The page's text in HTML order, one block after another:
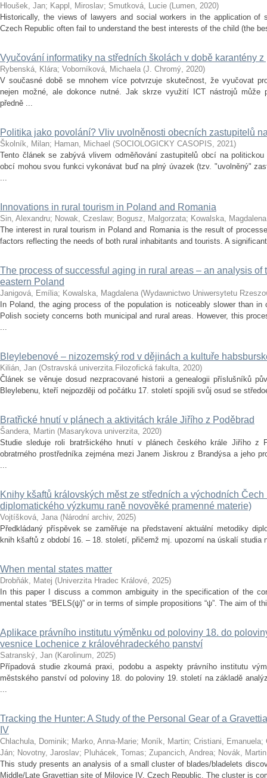
Hloušek, Jan; Kappl, Miroslav; Smutková, Lucie (Lumen, 2020)
Historically, the views of lawyers and social workers in the application of
Czech Republic often fail to understand the best interests of the child (the
Vyučování informatiky na středních školách v době karantény
Rybenská, Klára; Voborníková, Michaela (J. Chromý, 2020)
V současné době se mnohem více potvrzuje skutečnost, že vyučovat
nejen možné, ale dokonce nutné. Jak skrze využití ICT nástrojů může
předně ...
Politika jako povolání? Vliv uvolněnosti obecních zastupitelů
Školník, Milan; Haman, Michael (SOCIOLOGICKY CASOPIS, 2021)
Tento článek se zabývá vlivem odměňování zastupitelů obcí na
obcí mohou svou funkci vykonávat buď na plný úvazek (tzv. "uvolněný"
...
Innovations in rural tourism in Poland and Romania
Sin, Alexandru; Nowak, Czeslaw; Bogusz, Malgorzata; Kowalska, Magdalena
The interest in rural tourism in Poland and Romania is the result of
factors reflecting the needs of both rural inhabitants and tourists. A
The process of successful aging in rural areas – an analysis of
eastern Poland
Janigová, Emília; Kowalska, Magdalena (Wydawnictwo Uniwersytetu
In Poland, the aging process of the population is noticeably slower than in
Polish society concerns both municipal and rural areas. However, this
...
Bleylebenové – nizozemský rod v dějinách a kultuře
Kilián, Jan (Ostravská univerzita.Filozofická fakulta, 2020)
Článek se věnuje dosud nezpracované historii a genealogii příslušníků
Bleylebenu, kteří nejpozději od počátku 17. století spojili svůj osud se
Bratřické hnutí v plánech a aktivitách krále Jiřího z Poděbrad
Šandera, Martin (Masarykova univerzita, 2020)
Studie sleduje roli bratršického hnutí v plánech českého krále Jiřího z
obratrného prostředníka zejména mezi Janem Jiskrou z Brandýsa a jeho
...
Knihy kšaftů královských měst ze středních a východních
diplomatického výzkumu raně novověké pramenné materie)
Vojtíšková, Jana (Národní archiv, 2025)
Předkládaný příspěvek se zaměřuje na představení aktuální metodiky
knih kšaftů z období 16. – 18. století, přičemž mj. upozorní na úskalí studia
When mental states matter
Drobňák, Matej (Univerzita Hradec Králové, 2025)
In this paper I discuss a common ambiguity in the specification of the
mental states “BELS(ψ)” or in terms of simple propositions “ψ”. The aim of
Aplikace právního institutu výměnku od poloviny 18. do
vesnice Lochenice z královéhradeckého panství
Satranský, Jan (Karolinum, 2025)
Případová studie zkoumá praxi, podobu a aspekty právního institutu
městského panství od poloviny 18. do poloviny 19. století na základě
...
Tracking the Hunter: A Study of the Personal Gear of a
IV
Chlachula, Dominik; Marko, Anna-Marie; Moník, Martin; Cristiani, Emanuela;
Ján; Novotny, Jaroslav; Pluhácek, Tomas; Zupancich, Andrea; Novák, Martin
This study presents an analysis of a small cluster of blades/bladelets
Middle/Late Gravettian site of Milovice IV, Czech Republic. The cluster is